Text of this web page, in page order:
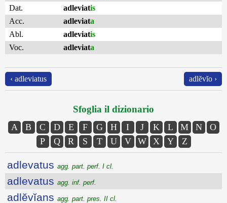
Dat.
adleviatis
Acc.
adleviata
Abl.
adleviatis
Voc.
adleviata
‹ adleviatus adlĕvĭo ›
Sfoglia il dizionario
A B C D E F G H I J K L M N
O
P
Q R S T U V W X Y Z
adlevatus agg. part. perf. I cl.
adlevatus agg. inf. perf.
adlĕvĭans agg. part. pres. II cl.